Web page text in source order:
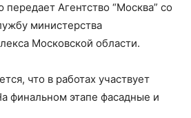
Агентство “Москва” со
министерства
Московской области.
что в работах участвует
финальном этапе фасадные и